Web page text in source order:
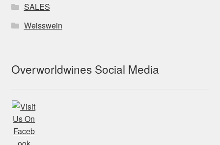
SALES
Weisswein
Overworldwines Social Media